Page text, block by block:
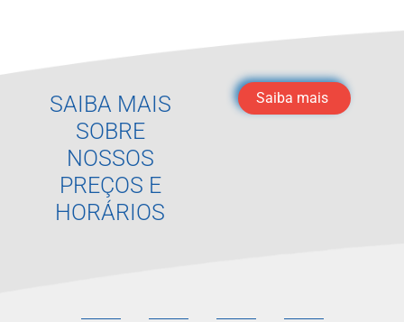
SAIBA MAIS
SOBRE
NOSSOS
PREÇOS E
HORÁRIOS
Saiba mais